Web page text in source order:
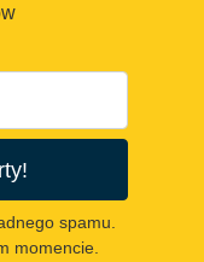
spamu.
momencie.